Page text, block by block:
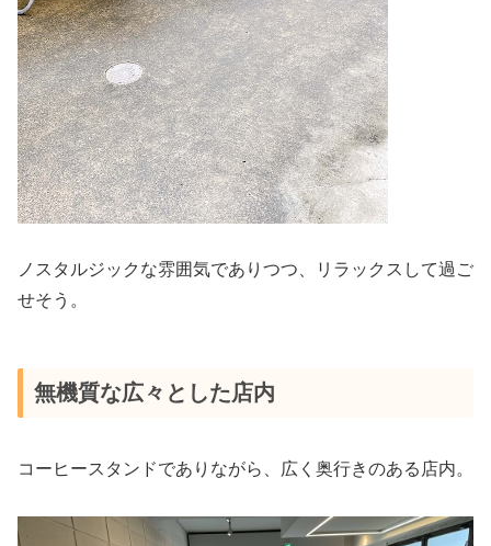
ノスタルジックな雰囲気でありつつ、リラックスして過ご
せそう。
無機質な広々とした店内
コーヒースタンドでありながら、広く奥行きのある店内。